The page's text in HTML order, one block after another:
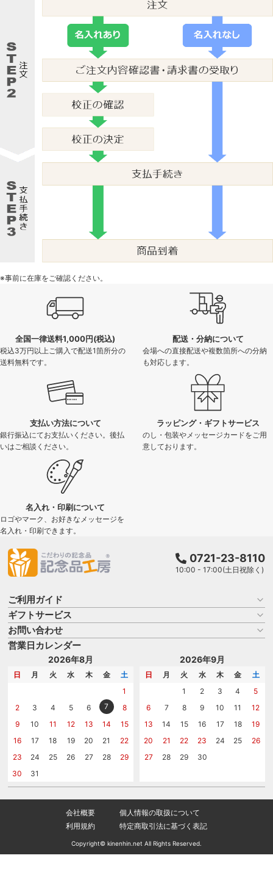
※事前に在庫をご確認ください。
全国一律送料1,000円(税込)
税込3万円以上ご購入で配送1箇所分の
送料無料です。
配送・分納について
会場への直接配送や複数箇所への分納
も対応します。
支払い方法について
銀行振込にてお支払いください。後払
いはご相談ください。
ラッピング・ギフトサービス
のし・包装やメッセージカードをご用
意しております。
名入れ・印刷について
ロゴやマーク、お好きなメッセージを
名入れ・印刷できます。
0721-23-8110
10:00 - 17:00(土日祝除く)
ご利用ガイド
お買い物ガイド
よくある質問
はじめての記念品選び
記念品工房の使い方
ギフトサービス
名入れについて
のし
メッセージカード
お問い合わせ
商品選びを相談する
名入れについて相談する
カタログを請求する
営業日カレンダー
2026年8月
日 月 火 水 木 金
土
1
2
3 4 5 6 7
8
9
10 11 12 13 14
15
16
17 18 19 20 21
22
23
24 25 26 27 28
29
30
31
2026年9月
日 月 火 水 木 金
土
1
2 3 4
5
6
7 8 9 10 11
12
13
14 15 16 17 18
19
20
21 22 23 24 25
26
27
28 29 30
会社概要
個人情報の取扱について
利用規約
特定商取引法に基づく表記
Copyright© kinenhin.net All Rights Reserved.